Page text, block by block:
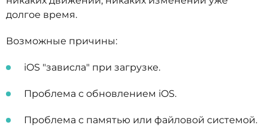
долгое время.
Возможные причины:
iOS "зависла" при загрузке.
Проблема с обновлением iOS.
Проблема с памятью или файловой системой.